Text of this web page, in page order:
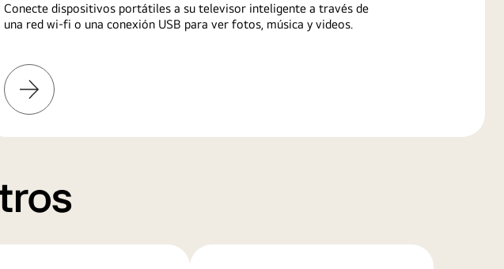
Conecte dispositivos portátiles a su televisor inteligente a través de
una red wi-fi o una conexión USB para ver fotos, música y videos.
Más
información